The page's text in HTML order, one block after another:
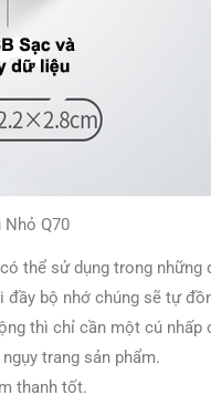
Nhỏ Q70
thể sử dụng trong
bộ nhớ chúng sẽ tự
thì chỉ cần một cú nhấp
trang sản phẩm.
thanh tốt.